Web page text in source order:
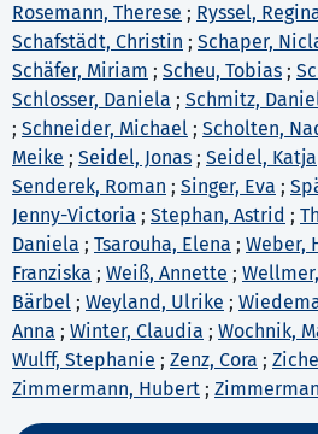
Rosemann, Therese ; Ryssel,
Schafstädt, Christin ; Schaper,
Schäfer, Miriam ; Scheu, Tobias ;
Schlosser, Daniela ; Schmitz,
; Schneider, Michael ; Scholten,
Meike ; Seidel, Jonas ; Seidel, Katja
Senderek, Roman ; Singer, Eva ;
Jenny-Victoria ; Stephan, Astrid ;
Daniela ; Tsarouha, Elena ; Weber,
Franziska ; Weiß, Annette ;
Bärbel ; Weyland, Ulrike ;
Anna ; Winter, Claudia ; Wochnik,
Wulff, Stephanie ; Zenz, Cora ;
Zimmermann, Hubert ;